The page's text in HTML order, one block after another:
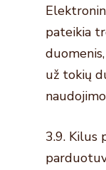
pateikia
už tokių
3.9. Kilus